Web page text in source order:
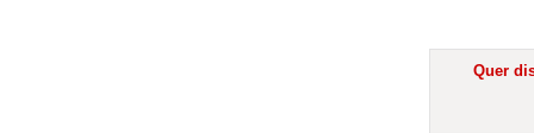
Quer